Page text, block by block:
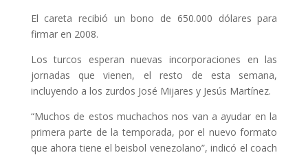
El careta recibió un bono de 650.000 dólares para
firmar en 2008.
Los turcos esperan nuevas incorporaciones en las
jornadas que vienen, el resto de esta semana,
incluyendo a los zurdos José Mijares y Jesús Martínez.
“Muchos de estos muchachos nos van a ayudar en la
primera parte de la temporada, por el nuevo formato
que ahora tiene el beisbol venezolano”, indicó el coach